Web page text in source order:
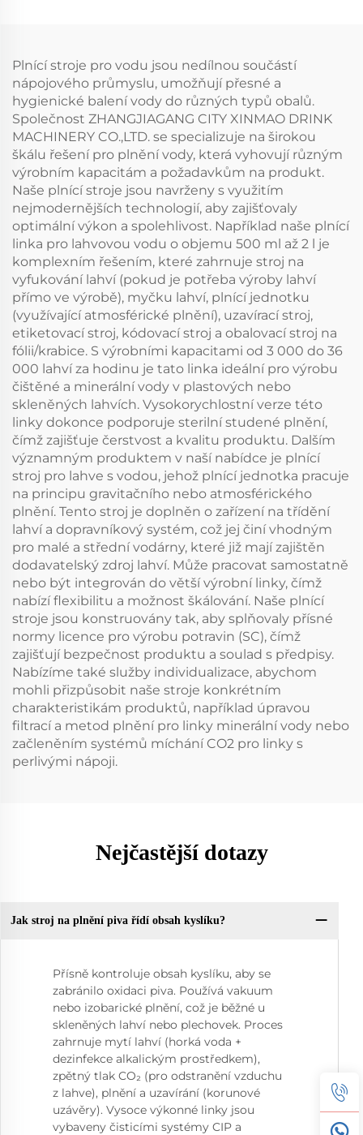
Plnící stroje pro vodu jsou nedílnou součástí
nápojového průmyslu, umožňují přesné a
hygienické balení vody do různých typů obalů.
Společnost ZHANGJIAGANG CITY XINMAO DRINK
MACHINERY CO.,LTD. se specializuje na širokou
škálu řešení pro plnění vody, která vyhovují různým
výrobním kapacitám a požadavkům na produkt.
Naše plnící stroje jsou navrženy s využitím
nejmodernějších technologií, aby zajišťovaly
optimální výkon a spolehlivost. Například naše plnící
linka pro lahvovou vodu o objemu 500 ml až 2 l je
komplexním řešením, které zahrnuje stroj na
vyfukování lahví (pokud je potřeba výroby lahví
přímo ve výrobě), myčku lahví, plnící jednotku
(využívající atmosférické plnění), uzavírací stroj,
etiketovací stroj, kódovací stroj a obalovací stroj na
fólii/krabice. S výrobními kapacitami od 3 000 do 36
000 lahví za hodinu je tato linka ideální pro výrobu
čištěné a minerální vody v plastových nebo
skleněných lahvích. Vysokorychlostní verze této
linky dokonce podporuje sterilní studené plnění,
čímž zajišťuje čerstvost a kvalitu produktu. Dalším
významným produktem v naší nabídce je plnící
stroj pro lahve s vodou, jehož plnící jednotka pracuje
na principu gravitačního nebo atmosférického
plnění. Tento stroj je doplněn o zařízení na třídění
lahví a dopravníkový systém, což jej činí vhodným
pro malé a střední vodárny, které již mají zajištěn
dodavatelský zdroj lahví. Může pracovat samostatně
nebo být integrován do větší výrobní linky, čímž
nabízí flexibilitu a možnost škálování. Naše plnící
stroje jsou konstruovány tak, aby splňovaly přísné
normy licence pro výrobu potravin (SC), čímž
zajišťují bezpečnost produktu a soulad s předpisy.
Nabízíme také služby individualizace, abychom
mohli přizpůsobit naše stroje konkrétním
charakteristikám produktů, například úpravou
filtrací a metod plnění pro linky minerální vody nebo
začleněním systémů míchání CO2 pro linky s
perlivými nápoji.
Nejčastější dotazy
Jak stroj na plnění piva řídí obsah kyslíku?
Přísně kontroluje obsah kyslíku, aby se
zabránilo oxidaci piva. Používá vakuum
nebo izobarické plnění, což je běžné u
skleněných lahví nebo plechovek. Proces
zahrnuje mytí lahví (horká voda +
dezinfekce alkalickým prostředkem),
zpětný tlak CO₂ (pro odstranění vzduchu
z lahve), plnění a uzavírání (korunové
uzávěry). Vysoce výkonné linky jsou
vybaveny čisticími systémy CIP a